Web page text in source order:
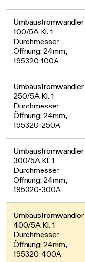
Umbaustromwandler
100/5A Kl. 1
Durchmesser
Öffnung: 24mm,
195320-100A
Umbaustromwandler
250/5A Kl. 1
Durchmesser
Öffnung: 24mm,
195320-250A
Umbaustromwandler
300/5A Kl. 1
Durchmesser
Öffnung: 24mm,
195320-300A
Umbaustromwandler
400/5A Kl. 1
Durchmesser
Öffnung: 24mm,
195320-400A